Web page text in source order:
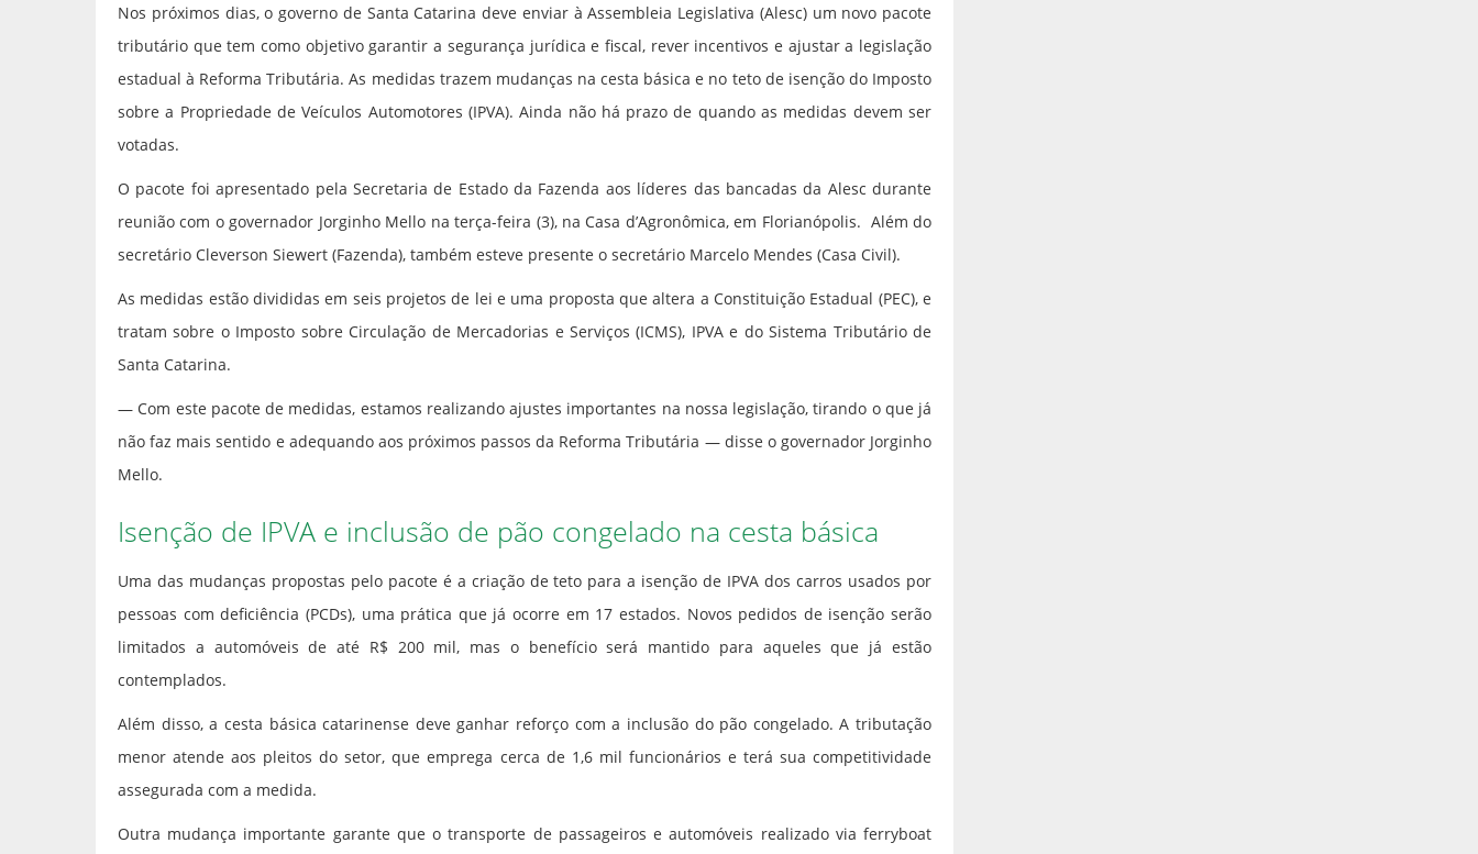
Nos próximos dias, o governo de Santa Catarina deve enviar à Assembleia Legislativa (Alesc) um novo pacote
tributário que tem como objetivo garantir a segurança jurídica e fiscal, rever incentivos e ajustar a legislação
estadual à Reforma Tributária. As medidas trazem mudanças na cesta básica e no teto de isenção do Imposto
sobre a Propriedade de Veículos Automotores (IPVA). Ainda não há prazo de quando as medidas devem ser
votadas.
O pacote foi apresentado pela Secretaria de Estado da Fazenda aos líderes das bancadas da Alesc durante
reunião com o governador Jorginho Mello na terça-feira (3), na Casa d’Agronômica, em Florianópolis. Além do
secretário Cleverson Siewert (Fazenda), também esteve presente o secretário Marcelo Mendes (Casa Civil).
As medidas estão divididas em seis projetos de lei e uma proposta que altera a Constituição Estadual (PEC), e
tratam sobre o Imposto sobre Circulação de Mercadorias e Serviços (ICMS), IPVA e do Sistema Tributário de
Santa Catarina.
— Com este pacote de medidas, estamos realizando ajustes importantes na nossa legislação, tirando o que já
não faz mais sentido e adequando aos próximos passos da Reforma Tributária — disse o governador Jorginho
Mello.
Isenção de IPVA e inclusão de pão congelado na cesta básica
Uma das mudanças propostas pelo pacote é a criação de teto para a isenção de IPVA dos carros usados por
pessoas com deficiência (PCDs), uma prática que já ocorre em 17 estados. Novos pedidos de isenção serão
limitados a automóveis de até R$ 200 mil, mas o benefício será mantido para aqueles que já estão
contemplados.
Além disso, a cesta básica catarinense deve ganhar reforço com a inclusão do pão congelado. A tributação
menor atende aos pleitos do setor, que emprega cerca de 1,6 mil funcionários e terá sua competitividade
assegurada com a medida.
Outra mudança importante garante que o transporte de passageiros e automóveis realizado via ferryboat